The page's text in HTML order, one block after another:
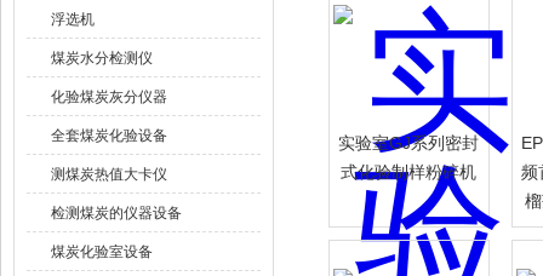
浮选机
煤炭水分检测仪
化验煤炭灰分仪器
全套煤炭化验设备
测煤炭热值大卡仪
检测煤炭的仪器设备
煤炭化验室设备
实验室GJ系列密封
式化验制样粉碎机
频